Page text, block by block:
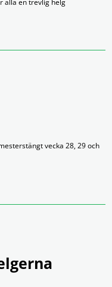
alla en trevlig helg
vecka 28, 29 och